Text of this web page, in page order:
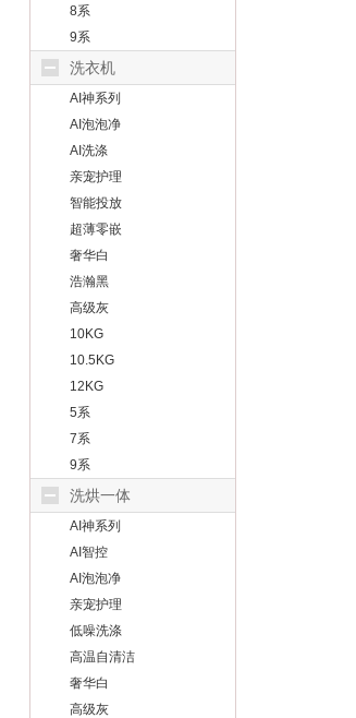
8系
9系
洗衣机
AI神系列
AI泡泡净
AI洗涤
亲宠护理
智能投放
超薄零嵌
奢华白
浩瀚黑
高级灰
10KG
10.5KG
12KG
5系
7系
9系
洗烘一体
AI神系列
AI智控
AI泡泡净
亲宠护理
低噪洗涤
高温自清洁
奢华白
高级灰